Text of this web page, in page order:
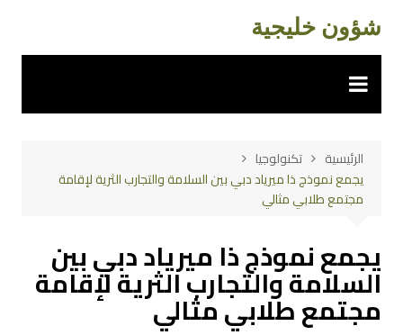
المحتوى
شؤون خليجية
الرئيسية
تكنولوجيا
يجمع نموذج ذا ميرياد دبي بين السلامة والتجارب الثرية لإقامة
مجتمع طلابي مثالي
يجمع نموذج ذا ميرياد دبي بين
السلامة والتجارب الثرية لإقامة
مجتمع طلابي مثالي